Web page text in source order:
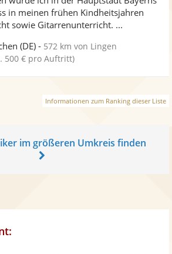
5
in meinen frühen Kindheitsjahren
sowie Gitarrenunterricht. ...
(DE) - 572 km von Lingen
500 € pro Auftritt)
Informationen zum Ranking dieser Liste
im größeren Umkreis finden